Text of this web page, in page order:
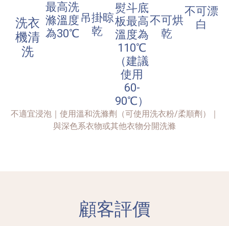
洗衣
機清
洗
最高洗
滌溫度
為30℃
吊掛晾
乾
熨斗底
板最高
溫度為
110℃
（建議
使用
60-
90℃）
不可烘
乾
不可漂
白
不適宜浸泡｜使用溫和洗滌劑（可使用洗衣粉/柔順劑）｜
與深色系衣物或其他衣物分開洗滌
顧客評價